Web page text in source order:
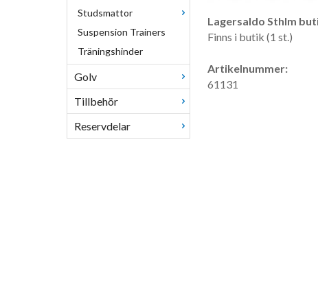
Studsmattor
Suspension Trainers
Träningshinder
Golv
Tillbehör
Reservdelar
Lagersaldo Sthlm
Finns i butik (1 st.)
Artikelnummer:
61131